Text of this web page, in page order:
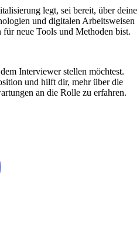
legt, sei bereit, über deine
und digitalen Arbeitsweisen
neue Tools und Methoden bist.
Interviewer stellen möchtest.
und hilft dir, mehr über die
an die Rolle zu erfahren.